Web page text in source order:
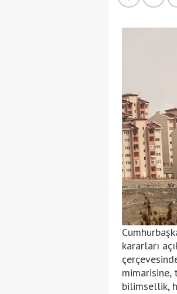
kararları
mimarisine,
bilimsellik,